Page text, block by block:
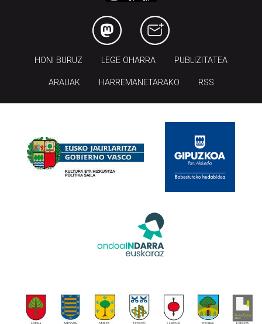
HONI BURUZ LEGE OHARRA PUBLIZITATEA
ARAUAK HARREMANETARAKO RSS